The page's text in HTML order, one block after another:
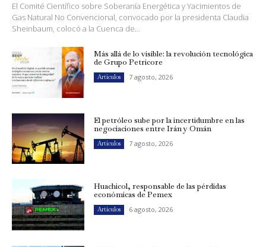
El Comité Científico sobre Soberanía Energética y Yacimientos de
Gas Natural No Convencional, convocado por la presidenta Claudia
Sheinbaum, colocó a la Cuenca de...
Más allá de lo visible: la revolución tecnológica
de Grupo Petricore
Artículos 7 agosto, 2026
El petróleo sube por la incertidumbre en las
negociaciones entre Irán y Omán
Artículos 7 agosto, 2026
Huachicol, responsable de las pérdidas
económicas de Pemex
Artículos 6 agosto, 2026